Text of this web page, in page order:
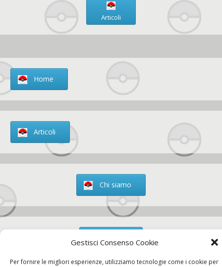
Gestisci Consenso Cookie
Per fornire le migliori esperienze, utilizziamo tecnologie come i cookie per
Articoli
Home
Articoli
Chi siamo